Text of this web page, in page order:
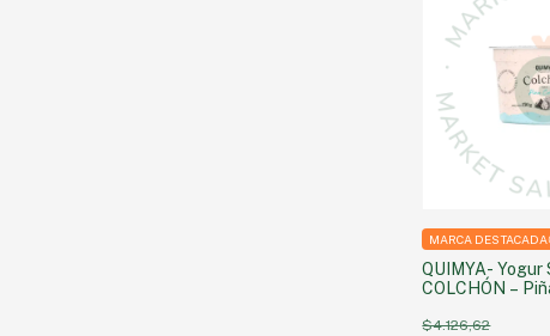
QUIMYA- Yogur
COLCHÓN –
$4.126,62
MARCA